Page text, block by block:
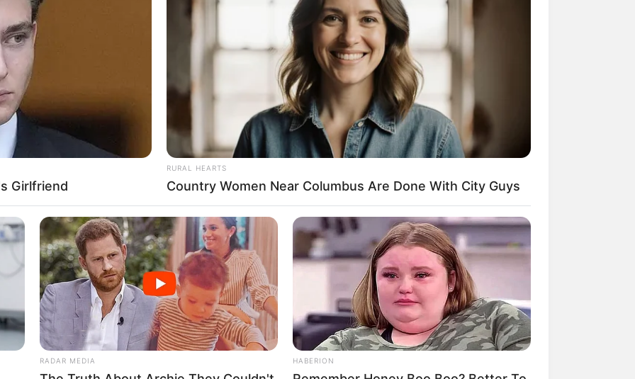
sind Affiliate-Angebote integriert. Wenn etwas darüber gebucht oder gekauft wird, ist das
sich dadurch der Preis ändert.
Girlfriend
RURAL HEARTS
Country Women Near Columbus Are Done With City Guys
RADAR MEDIA HABERION